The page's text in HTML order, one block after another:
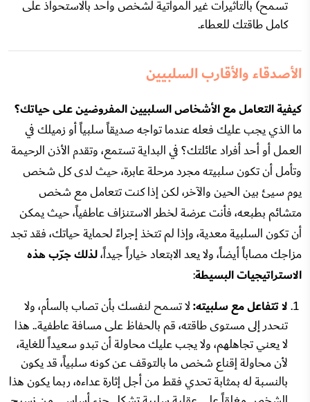
تسمح) بالتأثيرات غير المواتية لشخص واحد بالاستحواذ على
كامل طاقتك للعطاء.
الأصدقاء والأقارب السلبيين
كيفية التعامل مع الأشخاص السلبيين المفروضين على حياتك؟
ما الذي يجب عليك فعله عندما تواجه صديقاً سلبياً أو زميلك في
العمل أو أحد أفراد عائلتك؟ في البداية تستمع، وتقدم الأذن الرحيمة
وتأمل أن تكون سلبيته مجرد مرحلة عابرة، حيث لدى كل شخص
يوم سيئ بين الحين والآخر، لكن إذا كنت تتعامل مع شخص
متشائم بطبعه، فأنت عرضة لخطر الاستنزاف عاطفياً، حيث يمكن
أن تكون السلبية معدية، وإذا لم تتخذ إجراءً لحماية حياتك، فقد تجد
مزاجك مصاباً أيضاً، ولا يعد الابتعاد خياراً جيداً،لذلك جرّب هذه
الاستراتيجيات البسيطة:
لا تتفاعل مع سلبيته:لا تسمح لنفسك بأن تصاب بالسأم، ولا
تنحدر إلى مستوى طاقته، قم بالحفاظ على مسافة عاطفية.. هذا
لا يعني تجاهلهم، ولا يجب عليك محاولة أن تبدو سعيداً للغاية،
لأن محاولة إقناع شخص ما بالتوقف عن كونه سلبياً، قد يكون
بالنسبة له بمثابة تحدي فقط من أجل إثارة عداءه، ربما يكون هذا